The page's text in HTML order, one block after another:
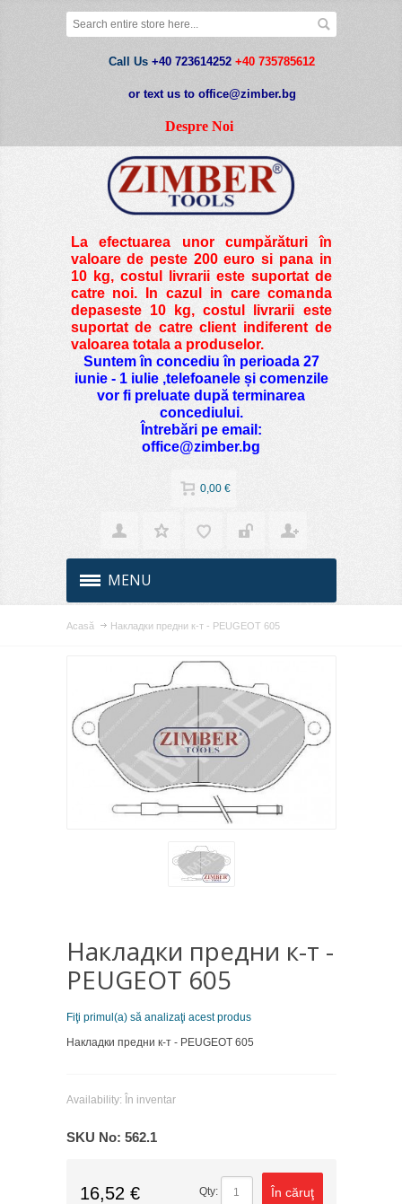
Call Us +40 723614252 +40 735785612
or text us to office@zimber.bg
Despre Noi
La efectuarea unor cumpărături în
valoare de peste200 euro si pana in
10 kg, costul livrarii este suportat de
catre noi. In cazul in care comanda
depaseste 10 kg, costul livrarii este
suportat de catre client indiferent de
valoarea totala a produselor.
Suntem în concediu în perioada 27
iunie - 1 iulie ,telefoanele și comenzile
vor fi preluate după terminarea
concediului.
Întrebări pe email:
office@zimber.bg
0,00 €
MENU
Acasă Накладки предни к-т - PEUGEOT 605
Накладки предни к-т -
PEUGEOT 605
Fiţi primul(a) să analizaţi acest produs
Накладки предни к-т - PEUGEOT 605
Availability: În inventar
SKU No: 562.1
16,52 € Qty: În căruţ